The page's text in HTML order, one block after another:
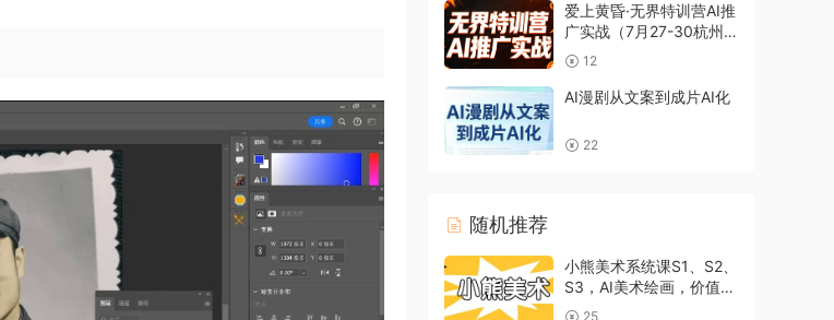
爱上黄昏·无界特训营AI推
广实战（7月27-30杭州线
下课）【音频+字幕
+pdf】
12
AI漫剧从文案到成片AI化
22
随机推荐
小熊美术系统课S1、S2、
S3，AI美术绘画，价值
2800元
25